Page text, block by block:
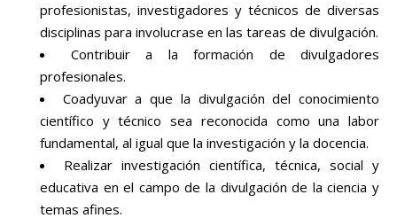
profesionistas, investigadores y técnicos de diversas
disciplinas para involucrase en las tareas de divulgación.
Contribuir a la formación de divulgadores
profesionales.
Coadyuvar a que la divulgación del conocimiento
científico y técnico sea reconocida como una labor
fundamental, al igual que la investigación y la docencia.
Realizar investigación científica, técnica, social y
educativa en el campo de la divulgación de la ciencia y
temas afines.